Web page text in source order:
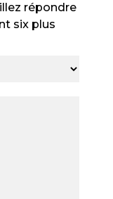
répondre
six plus